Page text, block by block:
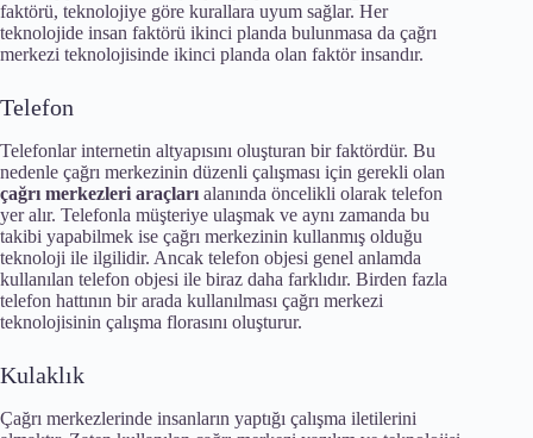
faktörü, teknolojiye göre kurallara uyum sağlar. Her
teknolojide insan faktörü ikinci planda bulunmasa da çağrı
merkezi teknolojisinde ikinci planda olan faktör insandır.
Telefon
Telefonlar internetin altyapısını oluşturan bir faktördür. Bu
nedenle çağrı merkezinin düzenli çalışması için gerekli olan
çağrı merkezleri araçları alanında öncelikli olarak telefon
yer alır. Telefonla müşteriye ulaşmak ve aynı zamanda bu
takibi yapabilmek ise çağrı merkezinin kullanmış olduğu
teknoloji ile ilgilidir. Ancak telefon objesi genel anlamda
kullanılan telefon objesi ile biraz daha farklıdır. Birden fazla
telefon hattının bir arada kullanılması çağrı merkezi
teknolojisinin çalışma florasını oluşturur.
Kulaklık
Çağrı merkezlerinde insanların yaptığı çalışma iletilerini